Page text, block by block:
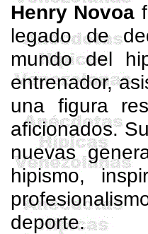
Henry Novoa
legado de
mundo del
entrenador,
una figura
aficionados.
nuevas
hipismo,
deporte.